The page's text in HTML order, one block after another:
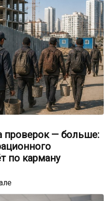
проверок — больше:
по карману